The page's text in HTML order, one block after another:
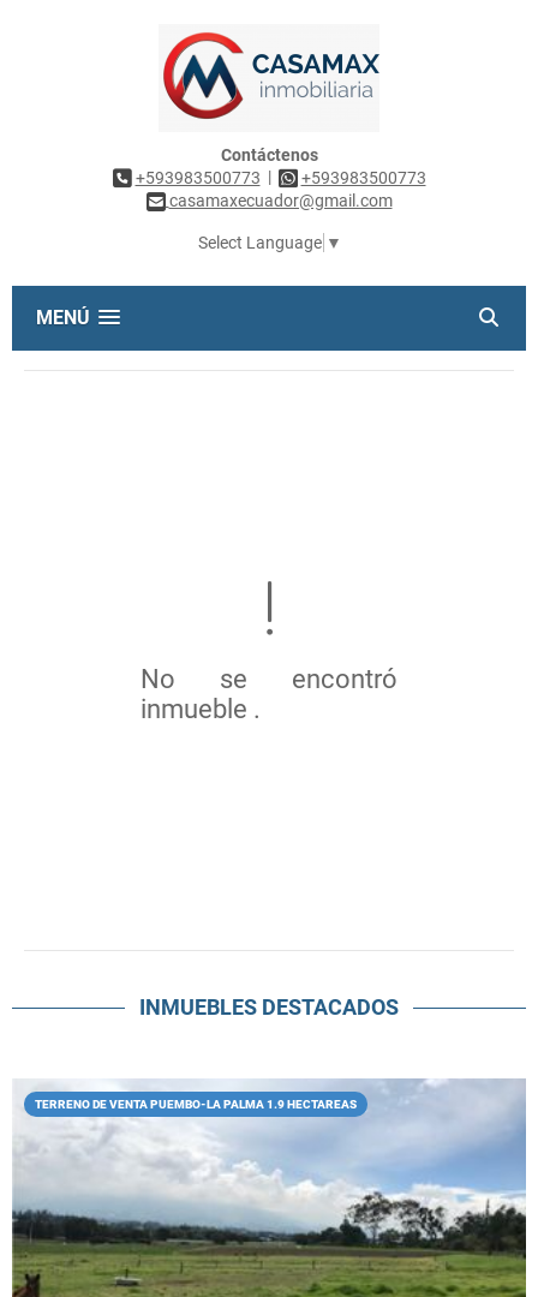
Contáctenos
+593983500773 |
+593983500773
casamaxecuador@gmail.com
Select Language ▼
MENÚ
No se encontró
inmueble .
INMUEBLES DESTACADOS
TERRENO DE VENTA PUEMBO-LA PALMA 1.9 HECTAREAS